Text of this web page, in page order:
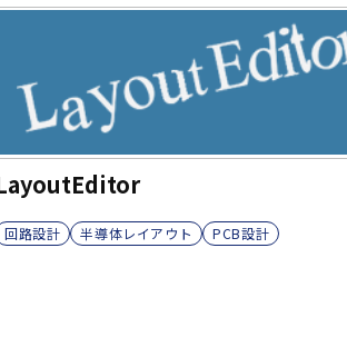
回路設計 半導体レイアウト PCB設計